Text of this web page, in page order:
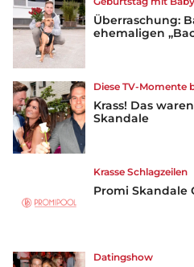
Überraschung:
ehemaligen
Diese TV-Momente
Krass! Das
Skandale
Krasse Schlagzeilen
Promi Skandale
Datingshow